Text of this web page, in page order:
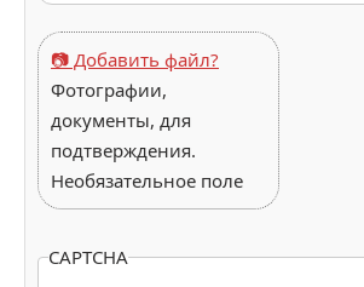
📷 Добавить файл?
Фотографии,
документы, для
подтверждения.
Необязательное поле
CAPTCHA